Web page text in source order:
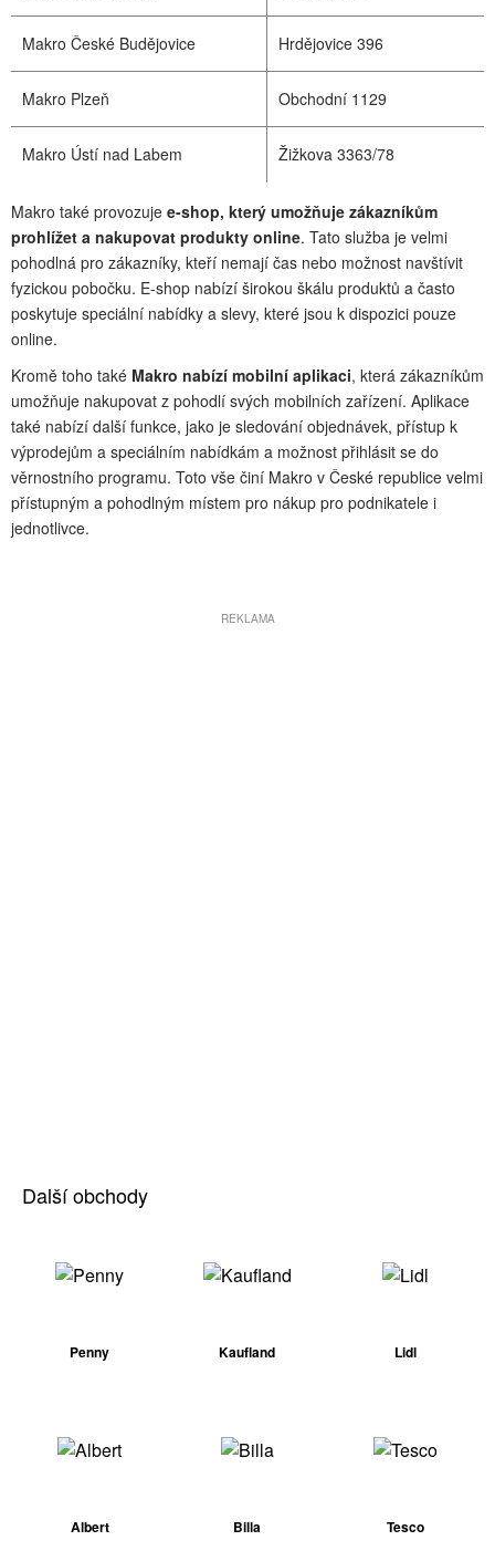
Makro České Budějovice Hrdějovice 396
Makro Plzeň Obchodní 1129
Makro Ústí nad Labem Žižkova 3363/78
Makro také provozuje e-shop, který umožňuje zákazníkům
prohlížet a nakupovat produkty online. Tato služba je velmi
pohodlná pro zákazníky, kteří nemají čas nebo možnost navštívit
fyzickou pobočku. E-shop nabízí širokou škálu produktů a často
poskytuje speciální nabídky a slevy, které jsou k dispozici pouze
online.
Kromě toho také Makro nabízí mobilní aplikaci, která zákazníkům
umožňuje nakupovat z pohodlí svých mobilních zařízení. Aplikace
také nabízí další funkce, jako je sledování objednávek, přístup k
výprodejům a speciálním nabídkám a možnost přihlásit se do
věrnostního programu. Toto vše činí Makro v České republice velmi
přístupným a pohodlným místem pro nákup pro podnikatele i
jednotlivce.
REKLAMA
Další obchody
Penny Kaufland Lidl
Albert Billa Tesco